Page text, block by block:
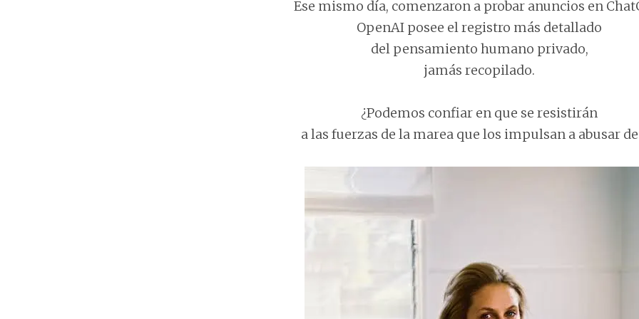
Ese mismo día, comenzaron a probar anuncios en
OpenAI posee el registro más detallado
del pensamiento humano privado,
jamás recopilado.
¿Podemos confiar en que se resistirán
a las fuerzas de la marea que los impulsan a abusar de